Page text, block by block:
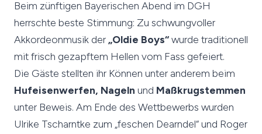
Beim zünftigen Bayerischen Abend im DGH
herrschte beste Stimmung: Zu schwungvoller
Akkordeonmusik der„Oldie Boys“wurde traditionell
mit frisch gezapftem Hellen vom Fass gefeiert.
Die Gäste stellten ihr Können unter anderem beim
Hufeisenwerfen, Nageln und Maßkrugstemmen
unter Beweis. Am Ende des Wettbewerbs wurden
Ulrike Tscharntke zum „feschen Dearndel“ und Roger